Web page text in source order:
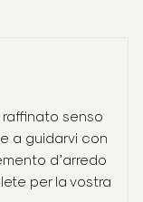
senso
a guidarvi con
d’arredo
per la vostra